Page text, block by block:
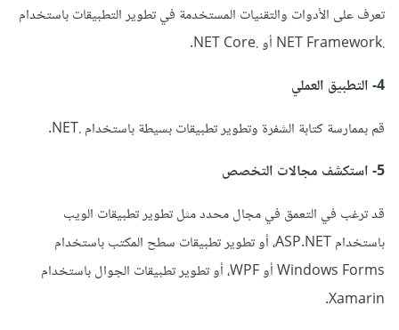
تعرف على الأدوات والتقنيات المستخدمة في تطوير التطبيقات باستخدام
4- التطبيق العملي
قم بممارسة كتابة الشفرة وتطوير تطبيقات بسيطة باستخدام .NET.
5- استكشف مجالات التخصص
قد ترغب في التعمق في مجال محدد مثل تطوير تطبيقات الويب
باستخدام ASP.NET، أو تطوير تطبيقات سطح المكتب باستخدام
Windows Forms أو WPF، أو تطوير تطبيقات الجوال باستخدام
Xamarin.